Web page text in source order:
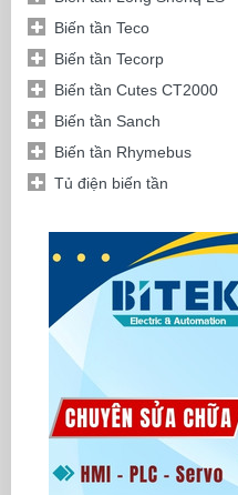
Biến tần Teco
Biến tần Tecorp
Biến tần Cutes CT2000
Biến tần Sanch
Biến tần Rhymebus
Tủ điện biến tần